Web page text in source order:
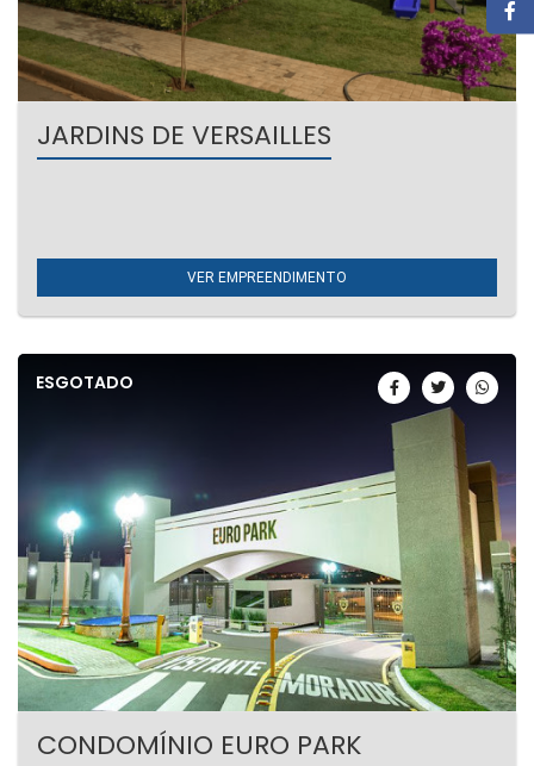
JARDINS DE VERSAILLES
VER EMPREENDIMENTO
ESGOTADO
CONDOMÍNIO EURO PARK